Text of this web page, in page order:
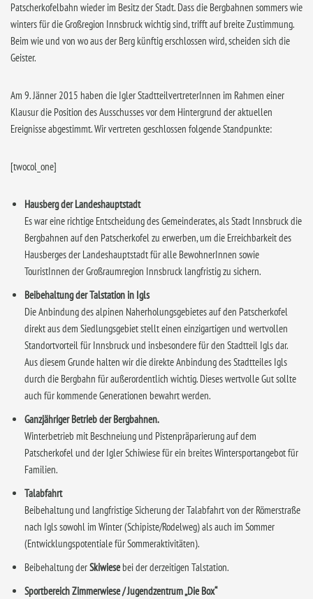
Patscherkofelbahn wieder im Besitz der Stadt. Dass die Bergbahnen sommers wie
winters für die Großregion Innsbruck wichtig sind, trifft auf breite Zustimmung.
Beim wie und von wo aus der Berg künftig erschlossen wird, scheiden sich die
Geister.
Am 9. Jänner 2015 haben die Igler StadtteilvertreterInnen im Rahmen einer
Klausur die Position des Ausschusses vor dem Hintergrund der aktuellen
Ereignisse abgestimmt. Wir vertreten geschlossen folgende Standpunkte:
[twocol_one]
Hausberg der Landeshauptstadt
Es war eine richtige Entscheidung des Gemeinderates, als Stadt Innsbruck die
Bergbahnen auf den Patscherkofel zu erwerben, um die Erreichbarkeit des
Hausberges der Landeshauptstadt für alle BewohnerInnen sowie
TouristInnen der Großraumregion Innsbruck langfristig zu sichern.
Beibehaltung der Talstation in Igls
Die Anbindung des alpinen Naherholungsgebietes auf den Patscherkofel
direkt aus dem Siedlungsgebiet stellt einen einzigartigen und wertvollen
Standortvorteil für Innsbruck und insbesondere für den Stadtteil Igls dar.
Aus diesem Grunde halten wir die direkte Anbindung des Stadtteiles Igls
durch die Bergbahn für außerordentlich wichtig. Dieses wertvolle Gut sollte
auch für kommende Generationen bewahrt werden.
Ganzjähriger Betrieb der Bergbahnen.
Winterbetrieb mit Beschneiung und Pistenpräparierung auf dem
Patscherkofel und der Igler Schiwiese für ein breites Wintersportangebot für
Familien.
Talabfahrt
Beibehaltung und langfristige Sicherung der Talabfahrt von der Römerstraße
nach Igls sowohl im Winter (Schipiste/Rodelweg) als auch im Sommer
(Entwicklungspotentiale für Sommeraktivitäten).
Beibehaltung derSkiwiesebei der derzeitigen Talstation.
Sportbereich Zimmerwiese / Jugendzentrum „Die Box“